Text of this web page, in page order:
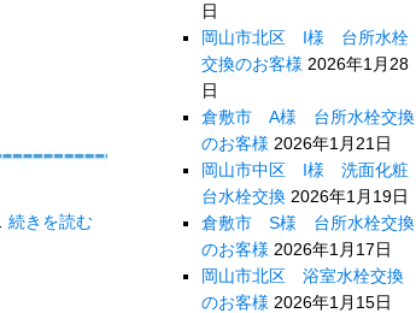
続きを読む
日
岡山市北区 I様 台所水栓
交換のお客様 2026年1月28
日
倉敷市 A様 台所水栓交換
のお客様 2026年1月21日
岡山市中区 I様 洗面化粧
台水栓交換 2026年1月19日
倉敷市 S様 台所水栓交換
のお客様 2026年1月17日
岡山市北区 浴室水栓交換
のお客様 2026年1月15日